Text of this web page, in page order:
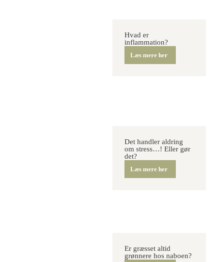
Hvad er
inflammation?
Læs mere her
Det handler aldring
om stress…! Eller gør
det?
Læs mere her
Er græsset altid
grønnere hos naboen?